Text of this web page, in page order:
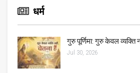
धर्म
गुरु पूर्णिमा: गुरु केवल व्यक्ति
Jul 30, 2026